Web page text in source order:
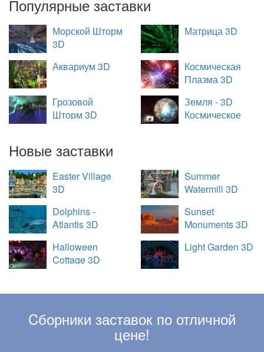
Популярные заставки
Морской Шторм
3D
Матрица 3D
Аквариум 3D
Космическая
Плазма 3D
Грозовой
Шторм 3D
Земля - 3D
Космическое
Новые заставки
Easter Village
3D
Summer
Watermill 3D
Dolphins -
Atlantis 3D
Sunset
Monuments 3D
Halloween
Cottage 3D
Light Garden 3D
Cборники заставок по отличной
цене!